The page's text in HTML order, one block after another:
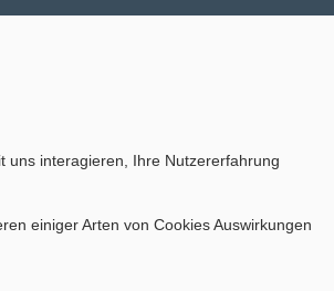
uns interagieren, Ihre Nutzererfahrung
einiger Arten von Cookies Auswirkungen